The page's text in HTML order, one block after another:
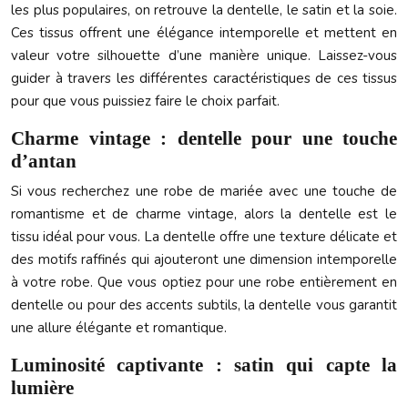
les plus populaires, on retrouve la dentelle, le satin et la soie.
Ces tissus offrent une élégance intemporelle et mettent en
valeur votre silhouette d’une manière unique. Laissez-vous
guider à travers les différentes caractéristiques de ces tissus
pour que vous puissiez faire le choix parfait.
Charme vintage : dentelle pour une touche
d’antan
Si vous recherchez une robe de mariée avec une touche de
romantisme et de charme vintage, alors la dentelle est le
tissu idéal pour vous. La dentelle offre une texture délicate et
des motifs raffinés qui ajouteront une dimension intemporelle
à votre robe. Que vous optiez pour une robe entièrement en
dentelle ou pour des accents subtils, la dentelle vous garantit
une allure élégante et romantique.
Luminosité captivante : satin qui capte la
lumière